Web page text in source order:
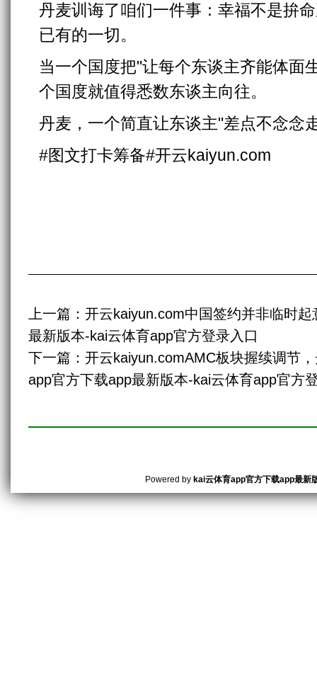
丹麦训诲了咱们一件事：幸福不是拚
已有的一切。
当一个国度把"让每个东谈主齐能体面
个国度就值得悉数东谈主向往。
丹麦，一个简直让东谈主"差点不念念
#图文打卡筹备#开云kaiyun.com
上一篇： 开云kaiyun.com中国签约并非临时
最新版本-kai云体育app官方登录入口
下一篇： 开云kaiyun.comAMC板块握续调节
app官方下载app最新版本-kai云体育app官方
Powered by kai云体育app官方下载app最新